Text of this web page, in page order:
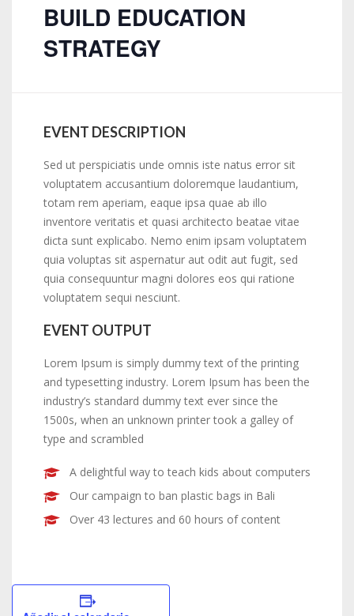
BUILD EDUCATION
STRATEGY
EVENT DESCRIPTION
Sed ut perspiciatis unde omnis iste natus error sit
voluptatem accusantium doloremque laudantium,
totam rem aperiam, eaque ipsa quae ab illo
inventore veritatis et quasi architecto beatae vitae
dicta sunt explicabo. Nemo enim ipsam voluptatem
quia voluptas sit aspernatur aut odit aut fugit, sed
quia consequuntur magni dolores eos qui ratione
voluptatem sequi nesciunt.
EVENT OUTPUT
Lorem Ipsum is simply dummy text of the printing
and typesetting industry. Lorem Ipsum has been the
industry’s standard dummy text ever since the
1500s, when an unknown printer took a galley of
type and scrambled
A delightful way to teach kids about computers
Our campaign to ban plastic bags in Bali
Over 43 lectures and 60 hours of content